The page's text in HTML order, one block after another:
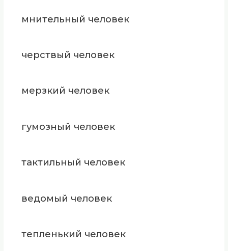
мнительный человек
черствый человек
мерзкий человек
гумозный человек
тактильный человек
ведомый человек
тепленький человек